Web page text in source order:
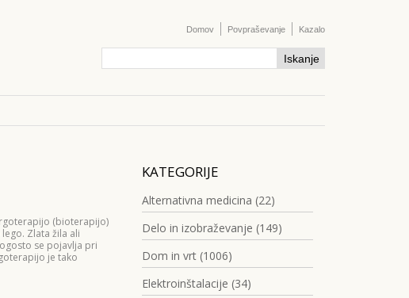
Domov Povpraševanje Kazalo
(bioterapijo)
Zlata žila ali
se pojavlja pri
je tako
KATEGORIJE
Alternativna medicina (22)
Delo in izobraževanje (149)
Dom in vrt (1006)
Elektroinštalacije (34)